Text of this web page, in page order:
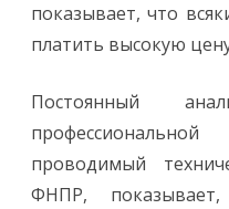
показывает, что
платить высокую
Постоянный
проводимый
ФНПР,